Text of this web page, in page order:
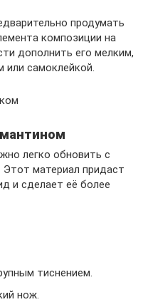
продумать
композиции на
дополнить его мелким,
самоклейкой.
легко обновить с
материал придаст
и сделает её более
тиснением.
нож.